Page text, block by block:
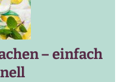
– einfach